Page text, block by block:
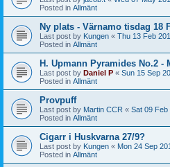
Posted in Allmänt
Ny plats - Värnamo tisdag 18
Last post by Kungen « Thu 13 Feb
Posted in Allmänt
H. Upmann Pyramides No.2 -
Last post by Daniel P « Sun 15 Sep
Posted in Allmänt
Provpuff
Last post by Martin CCR « Sat 09 Feb
Posted in Allmänt
Cigarr i Huskvarna 27/9?
Last post by Kungen « Mon 24 Sep
Posted in Allmänt